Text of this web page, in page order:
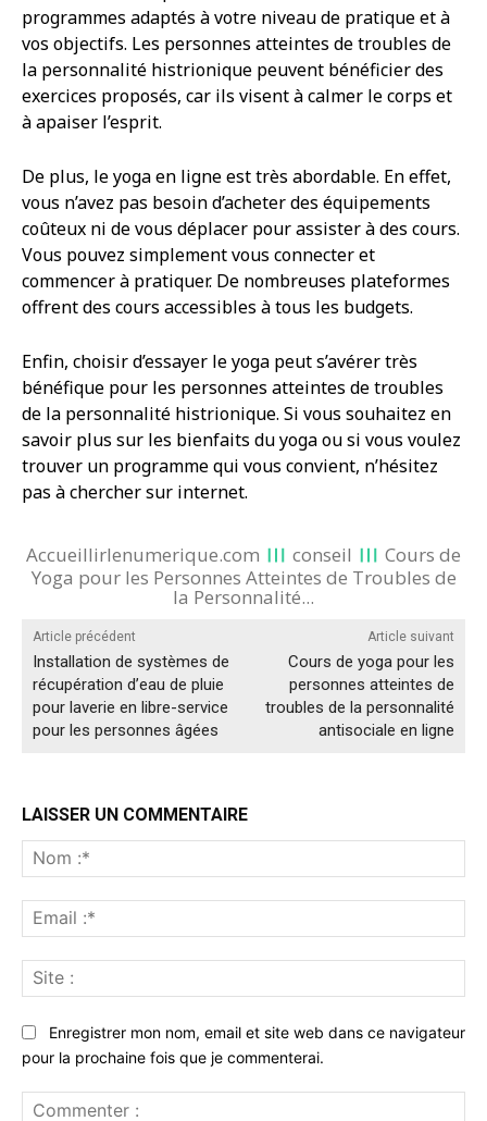
programmes adaptés à votre niveau de pratique et à
vos objectifs. Les personnes atteintes de troubles de
la personnalité histrionique peuvent bénéficier des
exercices proposés, car ils visent à calmer le corps et
à apaiser l’esprit.
De plus, le yoga en ligne est très abordable. En effet,
vous n’avez pas besoin d’acheter des équipements
coûteux ni de vous déplacer pour assister à des cours.
Vous pouvez simplement vous connecter et
commencer à pratiquer. De nombreuses plateformes
offrent des cours accessibles à tous les budgets.
Enfin, choisir d’essayer le yoga peut s’avérer très
bénéfique pour les personnes atteintes de troubles
de la personnalité histrionique. Si vous souhaitez en
savoir plus sur les bienfaits du yoga ou si vous voulez
trouver un programme qui vous convient, n’hésitez
pas à chercher sur internet.
Accueillirlenumerique.com conseil
Cours de
Yoga pour les Personnes Atteintes de Troubles de
la Personnalité...
Article précédent
Installation de systèmes de
récupération d’eau de pluie
pour laverie en libre-service
pour les personnes âgées
Article suivant
Cours de yoga pour les
personnes atteintes de
troubles de la personnalité
antisociale en ligne
LAISSER UN COMMENTAIRE
:*
:*
:
Enregistrer mon nom, email et site web dans ce navigateur
pour la prochaine fois que je commenterai.